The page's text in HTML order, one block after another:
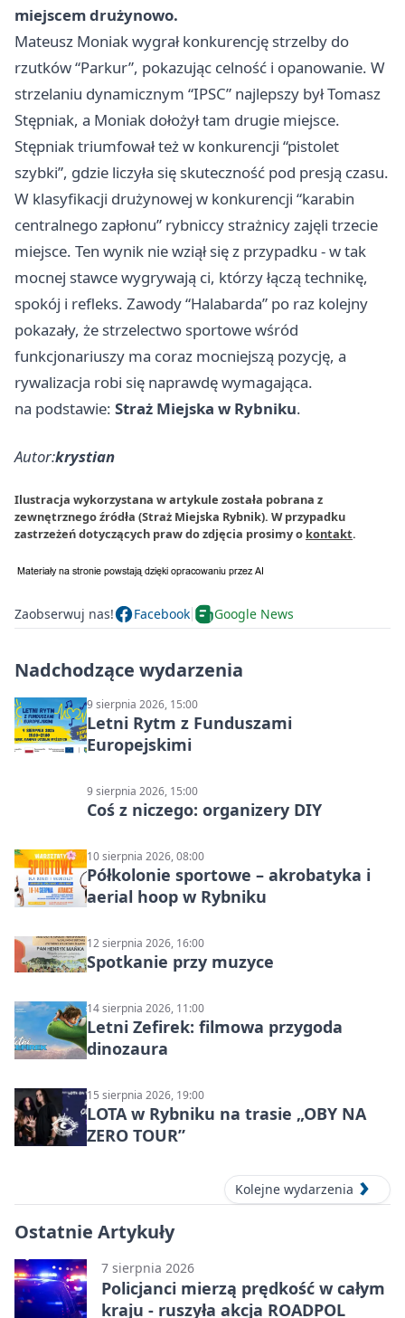
miejscem drużynowo.
Mateusz Moniak wygrał konkurencję strzelby do
rzutków “Parkur”, pokazując celność i opanowanie. W
strzelaniu dynamicznym “IPSC” najlepszy był Tomasz
Stępniak, a Moniak dołożył tam drugie miejsce.
Stępniak triumfował też w konkurencji “pistolet
szybki”, gdzie liczyła się skuteczność pod presją czasu.
W klasyfikacji drużynowej w konkurencji “karabin
centralnego zapłonu” rybniccy strażnicy zajęli trzecie
miejsce. Ten wynik nie wziął się z przypadku - w tak
mocnej stawce wygrywają ci, którzy łączą technikę,
spokój i refleks. Zawody “Halabarda” po raz kolejny
pokazały, że strzelectwo sportowe wśród
funkcjonariuszy ma coraz mocniejszą pozycję, a
rywalizacja robi się naprawdę wymagająca.
na podstawie: Straż Miejska w Rybniku.
Autor:krystian
Ilustracja wykorzystana w artykule została pobrana z
zewnętrznego źródła (Straż Miejska Rybnik). W przypadku
zastrzeżeń dotyczących praw do zdjęcia prosimy o kontakt.
Zaobserwuj nas! Facebook Google News
Nadchodzące wydarzenia
9 sierpnia 2026, 15:00
Letni Rytm z Funduszami
Europejskimi
9 sierpnia 2026, 15:00
Coś z niczego: organizery DIY
10 sierpnia 2026, 08:00
Półkolonie sportowe – akrobatyka i
aerial hoop w Rybniku
12 sierpnia 2026, 16:00
Spotkanie przy muzyce
14 sierpnia 2026, 11:00
Letni Zefirek: filmowa przygoda
dinozaura
15 sierpnia 2026, 19:00
LOTA w Rybniku na trasie „OBY NA
ZERO TOUR”
Kolejne wydarzenia
Ostatnie Artykuły
7 sierpnia 2026
Policjanci mierzą prędkość w całym
kraju - ruszyła akcja ROADPOL